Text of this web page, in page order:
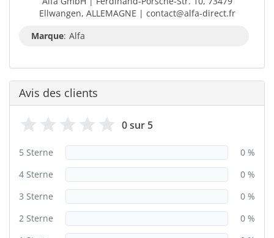
Ellwangen, ALLEMAGNE | contact@alfa-direct.fr
Marque: Alfa
Avis des clients
0 sur 5
5 Sterne
0 %
4 Sterne
0 %
3 Sterne
0 %
2 Sterne
0 %